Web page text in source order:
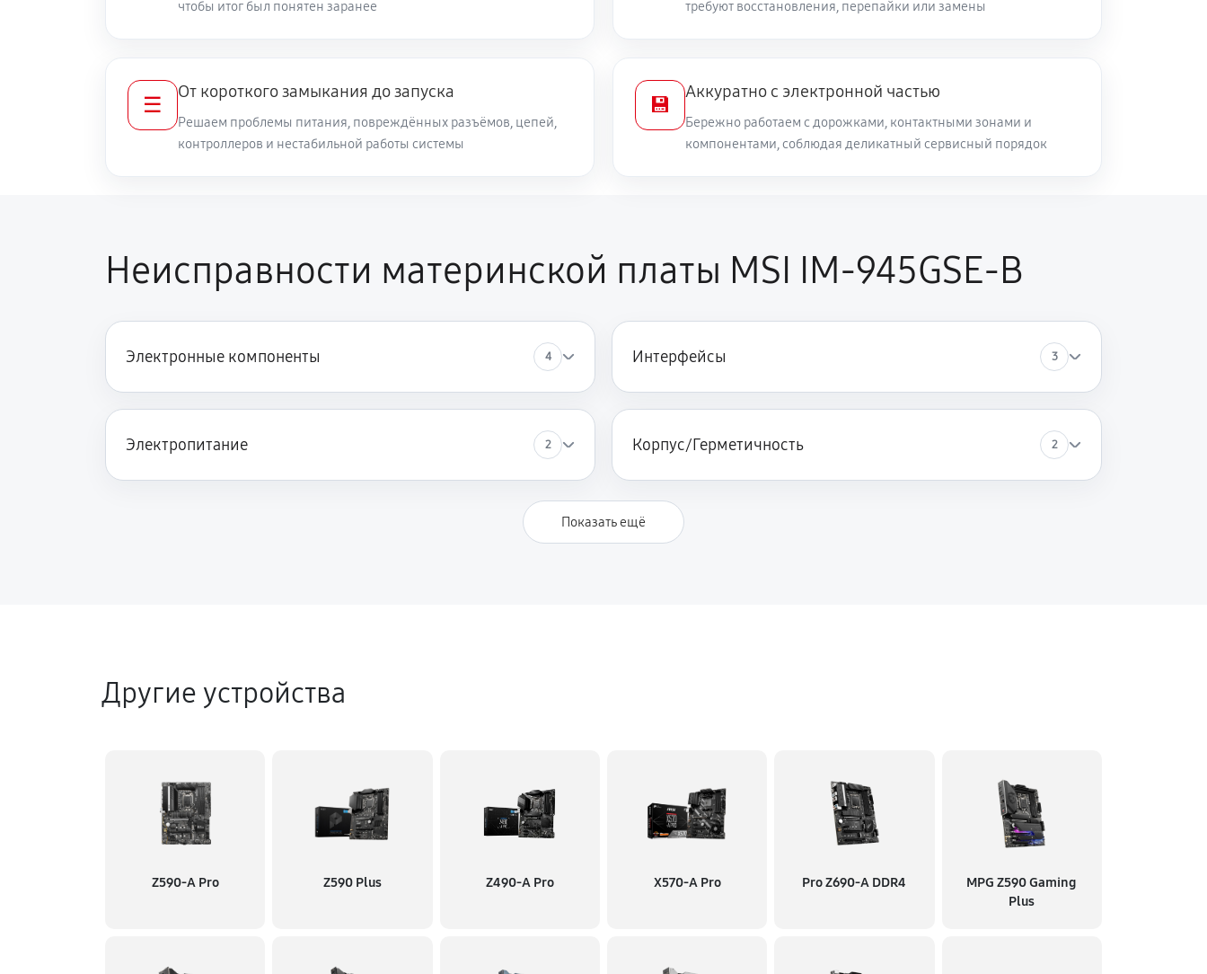
чтобы итог был понятен заранее
требуют восстановления, перепайки или замены
☰
От короткого замыкания до запуска
Решаем проблемы питания, повреждённых разъёмов, цепей,
контроллеров и нестабильной работы системы
💾
Аккуратно с электронной частью
Бережно работаем с дорожками, контактными зонами и
компонентами, соблюдая деликатный сервисный порядок
Неисправности материнской платы MSI IM-945GSE-B
Электронные компоненты 4 Интерфейсы 3
Электропитание 2 Корпус/Герметичность 2
Показать ещё
Другие устройства
Z590-A Pro Z590 Plus Z490-A Pro X570-A Pro Pro Z690-A DDR4
MPG Z590 Gaming
Plus